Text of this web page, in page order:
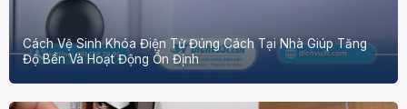
Cách Vệ Sinh Khóa Điện Tử Đúng Cách Tại Nhà Giúp Tăng
Độ Bền Và Hoạt Động Ổn Định